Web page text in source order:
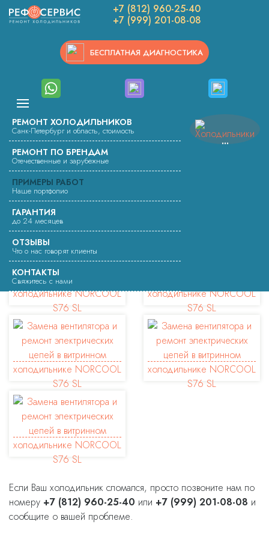
+7 (812) 960-25-40
+7 (999) 201-08-08
БЕСПЛАТНАЯ ДИАГНОСТИКА
РЕМОНТ ХОЛОДИЛЬНИКОВ
Санк-Петербург и область, стоимость
РЕМОНТ ПО БРЕНДАМ
Отечественные и зарубежные
ПРИМЕРЫ РАБОТ
Наше портфолио
ГАРАНТИЯ
до 24 месяцев
ОТЗЫВЫ
Что о нас говорят клиенты
КОНТАКТЫ
Свяжитесь с нами
Вы здесь:Ремонт холодильников
Работы по ремонту холодильников
Ремонт витринного холодильника NORCOOL S76 SL
РЕМОНТ ВИТРИННОГО
ХОЛОДИЛЬНИКА NORCOOL
S76 SL
Компания «РефСервис» выполнила ремонт витринного
холодильника NORCOOL S76 SL.
Были проделаны следующие работы:
замена вентилятора
ремонт электрических цепей
Если Ваш холодильник сломался, просто позвоните нам по
номеру +7 (812) 960-25-40 или +7 (999) 201-08-08 и
сообщите о вашей проблеме.